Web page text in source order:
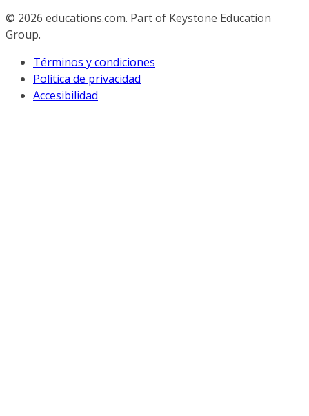
© 2026 educations.com. Part of Keystone Education
Group.
Términos y condiciones
Política de privacidad
Accesibilidad